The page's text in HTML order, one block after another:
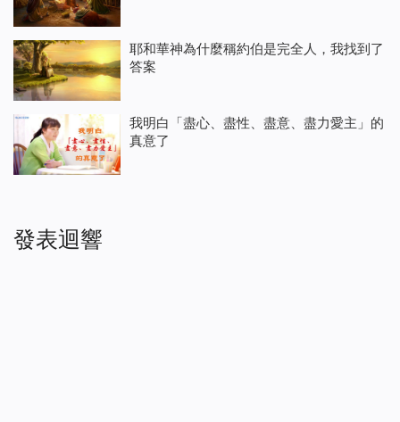
耶和華神為什麼稱約伯是完全人，我找到了
答案
我明白「盡心、盡性、盡意、盡力愛主」的
真意了
發表迴響